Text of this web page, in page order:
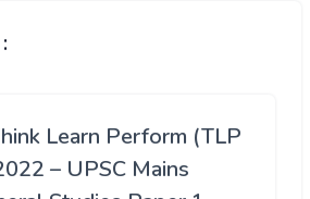
Learn Perform (TLP
– UPSC Mains